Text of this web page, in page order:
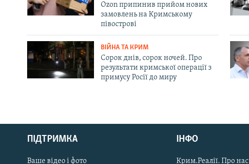
Русский
Qırımtatar
Ozon припинив прийом нових
замовлень на Кримському
півострові
ВІЙНА ТА КРИМ
Сорок днів, сорок ночей. Про
результати кримської операції з
примусу Росії до миру
ПІДТРИМКА
Ваше відео і фото
ІНФО
Крим.Реалії. Про нас